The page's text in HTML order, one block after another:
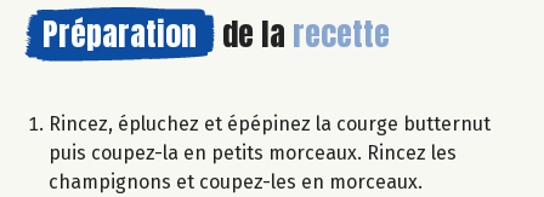
Préparation de la recette
Rincez, épluchez et épépinez la courge butternut
puis coupez-la en petits morceaux. Rincez les
champignons et coupez-les en morceaux.